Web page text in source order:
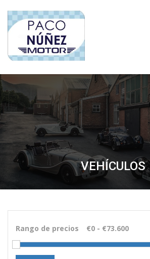
VEHÍCULOS
Rango de precios